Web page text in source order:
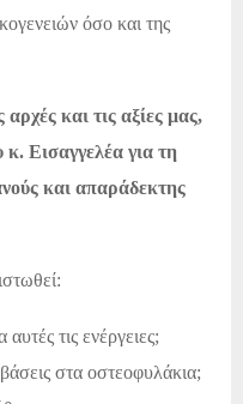
όσο και της
και τις αξίες μας,
Εισαγγελέα για τη
και απαράδεκτης
τις ενέργειες;
στα οστεοφυλάκια;